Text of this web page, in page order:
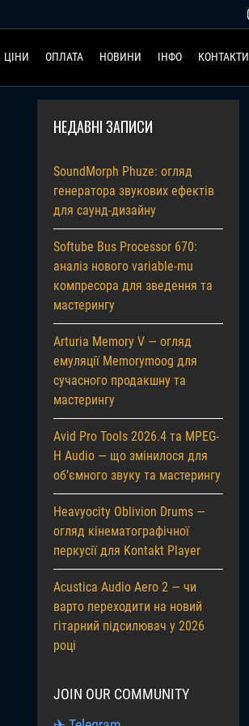
ЦІНИ ОПЛАТА НОВИНИ ІНФО КОНТАКТИ
НЕДАВНІ ЗАПИСИ
SoundMorph Phuze: огляд
генератора звукових ефектів
для саунд-дизайну
Softube Bus Processor 670:
аналіз нового variable-mu
компресора для зведення та
мастерингу
Arturia Memory V — огляд
емуляції Memorymoog для
сучасного продакшну та
мастерингу
Avid Pro Tools 2026.4 та MPEG-
H Audio — що змінилося для
об’ємного звуку та мастерингу
Heavyocity Oblivion Drums —
огляд кінематографічної
перкусії для Kontakt Player
Acustica Audio Aero 2 — чи
варто переходити на новий
гітарний підсилювач у 2026
році
JOIN OUR COMMUNITY